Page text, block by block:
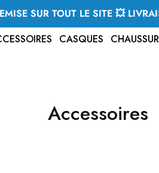
SUR TOUT LE SITE 💥
CASQUES
Accessoires